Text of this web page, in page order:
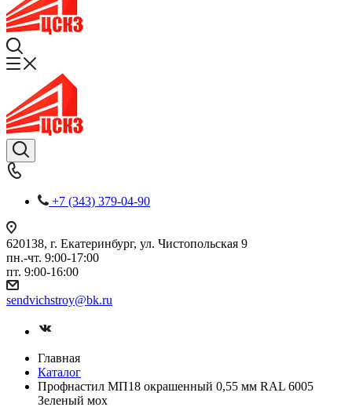
+7 (343) 379-04-90
620138, г. Екатеринбург, ул. Чистопольская 9
пн.-чт. 9:00-17:00
пт. 9:00-16:00
sendvichstroy@bk.ru
Главная
Каталог
Профнастил МП18 окрашенный 0,55 мм RAL 6005
Зеленый мох